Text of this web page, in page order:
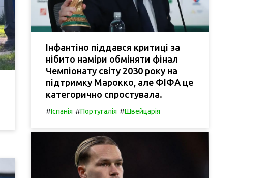
Інфантіно піддався критиці за
нібито наміри обміняти фінал
Чемпіонату світу 2030 року на
підтримку Марокко, але ФІФА це
категорично спростувала.
#Іспанія #Португалія #Швейцарія